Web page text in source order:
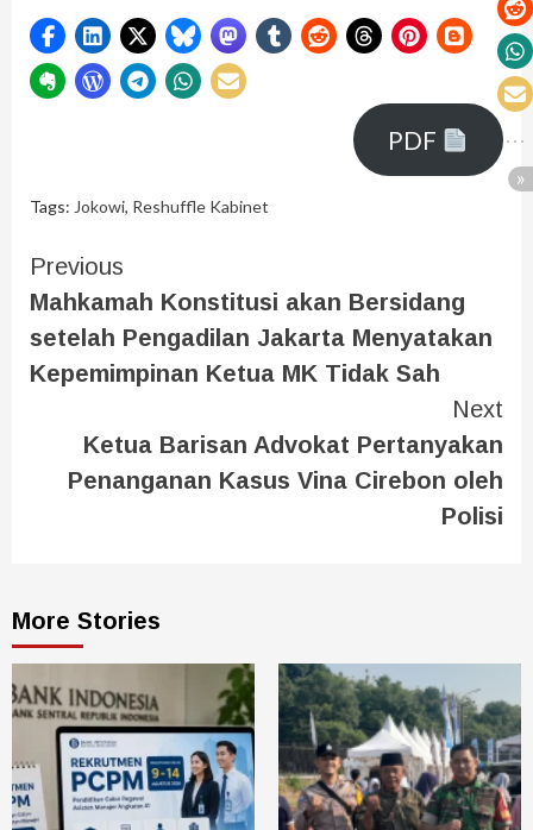
PDF
Tags: Jokowi, Reshuffle Kabinet
Previous
Mahkamah Konstitusi akan Bersidang
setelah Pengadilan Jakarta Menyatakan
Kepemimpinan Ketua MK Tidak Sah
Next
Ketua Barisan Advokat Pertanyakan
Penanganan Kasus Vina Cirebon oleh
Polisi
More Stories